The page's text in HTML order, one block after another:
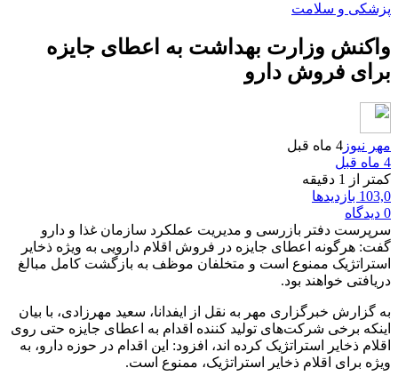
پزشکی و سلامت
واکنش وزارت بهداشت به اعطای جایزه
برای فروش دارو
مهر نیوز 4 ماه قبل
4 ماه قبل
کمتر از 1 دقیقه
103,0 بازدیدها
0 دیدگاه
سرپرست دفتر بازرسی و مدیریت عملکرد سازمان غذا و دارو
گفت: هرگونه اعطای جایزه در فروش اقلام دارویی به ویژه ذخایر
استراتژیک ممنوع است و متخلفان موظف به بازگشت کامل مبالغ
دریافتی خواهند بود.
به گزارش خبرگزاری مهر به نقل از ایفدانا، سعید مهرزادی، با بیان
اینکه برخی شرکت‌های تولید کننده اقدام به اعطای جایزه حتی روی
اقلام ذخایر استراتژیک کرده اند، افزود: این اقدام در حوزه دارو، به‌
ویژه برای اقلام ذخایر استراتژیک، ممنوع است.